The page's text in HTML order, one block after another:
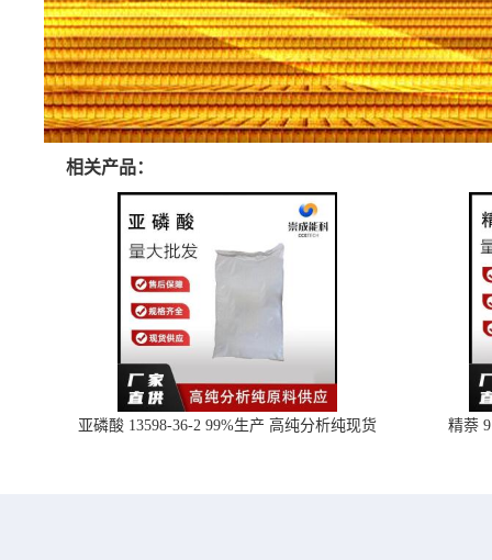
相关产品：
亚磷酸 13598-36-2 99%生产 高纯分析纯现货 精萘